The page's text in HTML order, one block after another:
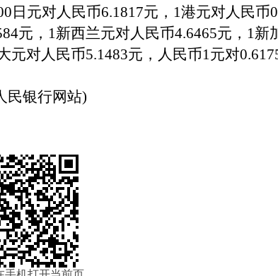
日元对人民币6.1817元， 1港元对人民币
元， 1新西兰元对人民币4.6465元， 1新
元对人民币5.1483元，人民币1元对
民银行网站)